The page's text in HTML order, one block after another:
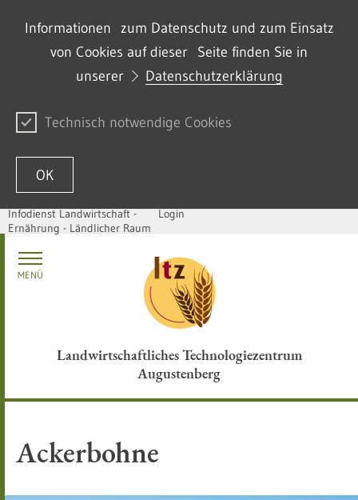
Informationen zum Datenschutz und zum Einsatz
von Cookies auf dieser Seite finden Sie in
unserer
Datenschutzerklärung
Technisch notwendige Cookies
OK
Zum Inhalt springen
Infodienst Landwirtschaft -
Ernährung - Ländlicher Raum
Login
Landwirtschaftliches Technologiezentrum
Augustenberg
MENÜ
Ackerbohne